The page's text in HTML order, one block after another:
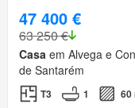
47 400 €
63 250 €
Casa em Alvega e
de Santarém
T3 1 60